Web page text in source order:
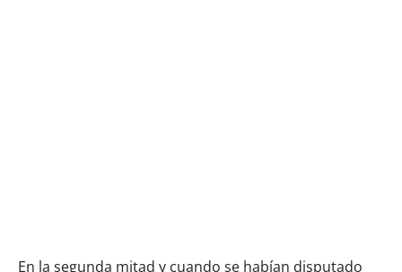
En la segunda mitad y cuando se habían disputado